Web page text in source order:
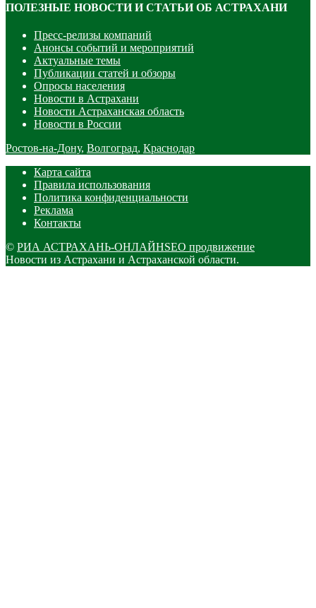
ПОЛЕЗНЫЕ НОВОСТИ И СТАТЬИ ОБ АСТРАХАНИ
Пресс-релизы компаний
Анонсы событий и мероприятий
Актуальные темы
Публикации статей и обзоры
Опросы населения
Новости в Астрахани
Новости Астраханская область
Новости в России
Ростов-на-Дону, Волгоград, Краснодар
Карта сайта
Правила использования
Политика конфиденциальности
Реклама
Контакты
© РИА АСТРАХАНЬ-ОНЛАЙНSEO продвижение
Новости из Астрахани и Астраханской области.